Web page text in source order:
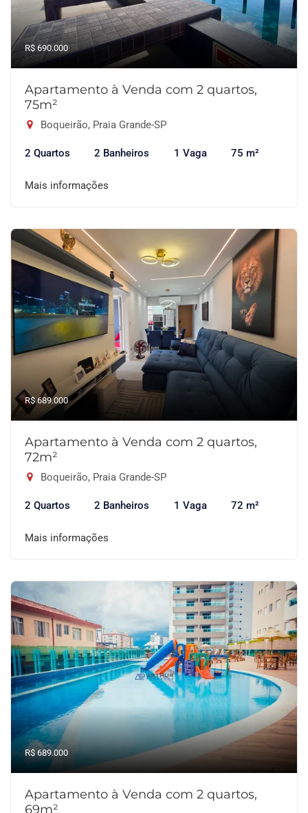
R$ 690.000
Apartamento à Venda com 2 quartos,
75m²
Boqueirão, Praia Grande-SP
2 Quartos 2 Banheiros 1 Vaga 75 m²
Mais informações
R$ 689.000
Apartamento à Venda com 2 quartos,
72m²
Boqueirão, Praia Grande-SP
2 Quartos 2 Banheiros 1 Vaga 72 m²
Mais informações
R$ 689.000
Apartamento à Venda com 2 quartos,
69m²